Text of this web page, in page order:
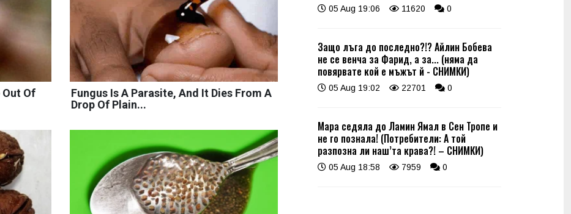
Out Of
Fungus Is A Parasite, And It Dies From A
Drop Of Plain...
05 Aug 19:06 11620 0
Защо лъга до последно?!? Айлин Бобева
не се венча за Фарид, а за... (няма да
повярвате кой е мъжът й - СНИМКИ)
05 Aug 19:02 22701 0
Мара седяла до Ламин Ямал в Сен Тропе и
не го познала! (Потребители: А той
разпозна ли наш’та крава?! – СНИМКИ)
05 Aug 18:58 7959 0